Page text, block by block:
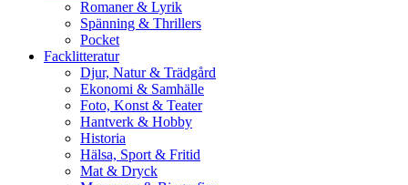
Romaner & Lyrik
Spänning & Thrillers
Pocket
Facklitteratur
Djur, Natur & Trädgård
Ekonomi & Samhälle
Foto, Konst & Teater
Hantverk & Hobby
Historia
Hälsa, Sport & Fritid
Mat & Dryck